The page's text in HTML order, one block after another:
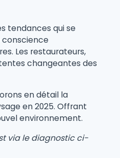
tendances qui se
conscience
Les restaurateurs,
changeantes des
en détail la
en 2025. Offrant
environnement.
via le diagnostic ci-